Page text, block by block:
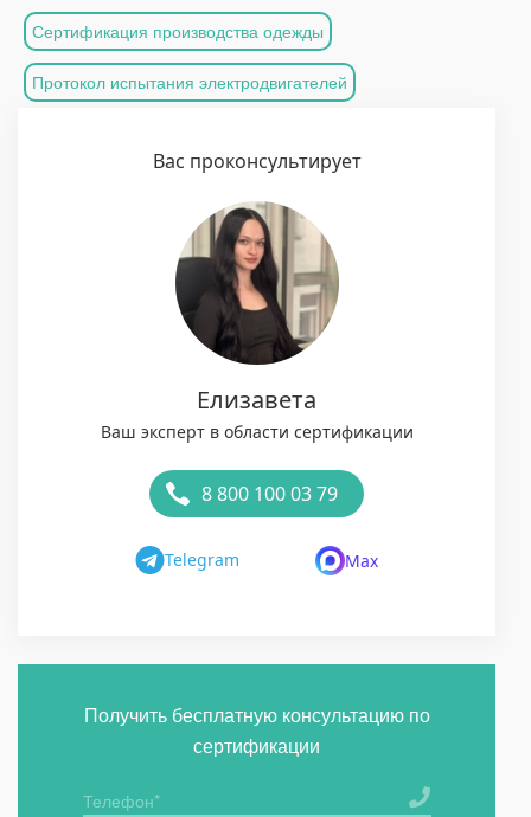
Сертификация производства одежды
Протокол испытания электродвигателей
Вас проконсультирует
Елизавета
Ваш эксперт в области сертификации
8 800 100 03 79
Telegram Max
Получить бесплатную консультацию по
сертификации